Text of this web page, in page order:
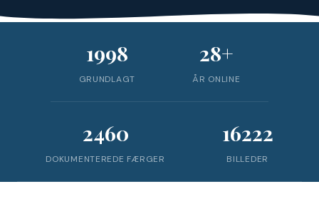
1998
GRUNDLAGT
28+
ÅR ONLINE
2460
DOKUMENTEREDE FÆRGER
16222
BILLEDER